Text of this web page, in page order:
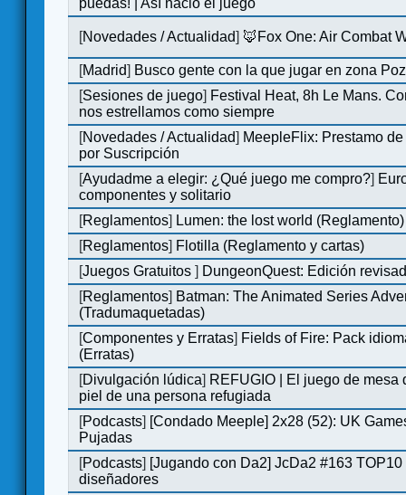
puedas! | Así nació el juego
[Novedades / Actualidad] 🦊Fox One: Air Combat
[Madrid] Busco gente con la que jugar en zona
[Sesiones de juego] Festival Heat, 8h Le Mans.
nos estrellamos como siempre
[Novedades / Actualidad] MeepleFlix: Prestamo
por Suscripción
[Ayudadme a elegir: ¿Qué juego me compro?]
componentes y solitario
[Reglamentos] Lumen: the lost world (Reglamento)
[Reglamentos] Flotilla (Reglamento y cartas)
[Juegos Gratuitos] DungeonQuest: Edición
[Reglamentos] Batman: The Animated Series
(Tradumaquetadas)
[Componentes y Erratas] Fields of Fire: Pack
(Erratas)
[Divulgación lúdica] REFUGIO | El juego de mesa
piel de una persona refugiada
[Podcasts] [Condado Meeple] 2x28 (52): UK
Pujadas
[Podcasts] [Jugando con Da2] JcDa2 #163
diseñadores